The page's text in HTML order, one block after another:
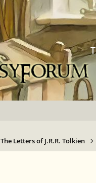
The Letters of J.R.R. Tolkien